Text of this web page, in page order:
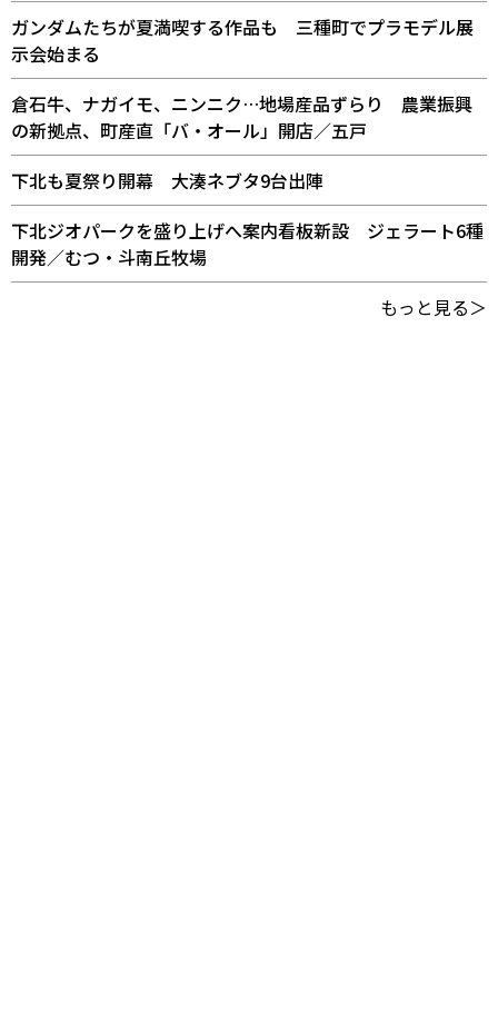
ガンダムたちが夏満喫する作品も 三種町でプラモデル展
示会始まる
倉石牛、ナガイモ、ニンニク…地場産品ずらり 農業振興
の新拠点、町産直「バ・オール」開店／五戸
下北も夏祭り開幕 大湊ネブタ9台出陣
下北ジオパークを盛り上げへ案内看板新設 ジェラート6種
開発／むつ・斗南丘牧場
もっと見る＞